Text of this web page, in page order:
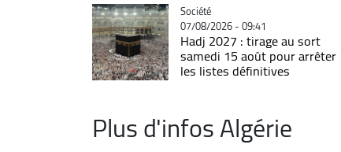
Catégorie
Société
07/08/2026 - 09:41
Hadj 2027 : tirage au sort
samedi 15 août pour arrêter
les listes définitives
Plus d'infos Algérie